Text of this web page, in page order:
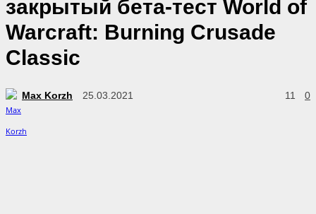
закрытый бета-тест World of
Warcraft: Burning Crusade
Classic
Max Korzh 25.03.2021 0
11